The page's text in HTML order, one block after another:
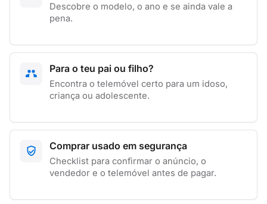
Descobre o modelo, o ano e se ainda vale a
pena.
Para o teu pai ou filho?
Encontra o telemóvel certo para um idoso,
criança ou adolescente.
Comprar usado em segurança
Checklist para confirmar o anúncio, o
vendedor e o telemóvel antes de pagar.